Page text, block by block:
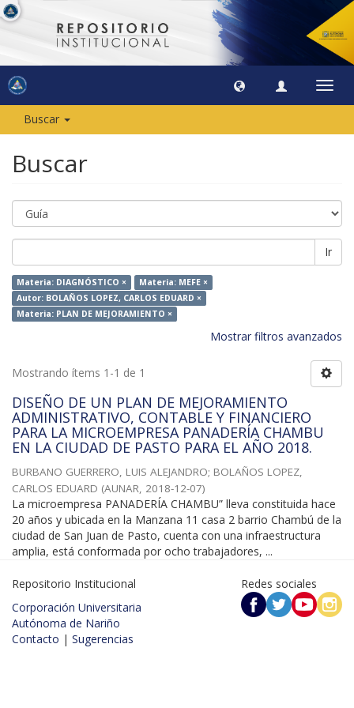
Buscar
Buscar
Ir
Materia: DIAGNÓSTICO ×
Materia: MEFE ×
Autor: BOLAÑOS LOPEZ, CARLOS EDUARD ×
Materia: PLAN DE MEJORAMIENTO ×
Mostrar filtros avanzados
Mostrando ítems 1-1 de 1
DISEÑO DE UN PLAN DE MEJORAMIENTO
ADMINISTRATIVO, CONTABLE Y FINANCIERO
PARA LA MICROEMPRESA PANADERÍA CHAMBU
EN LA CIUDAD DE PASTO PARA EL AÑO 2018.
BURBANO GUERRERO, LUIS ALEJANDRO; BOLAÑOS LOPEZ,
CARLOS EDUARD (AUNAR, 2018-12-07)
La microempresa PANADERÍA CHAMBU” lleva constituida hace
20 años y ubicada en la Manzana 11 casa 2 barrio Chambú de la
ciudad de San Juan de Pasto, cuenta con una infraestructura
amplia, está conformada por ocho trabajadores, ...
Repositorio Institucional
Corporación Universitaria
Autónoma de Nariño
Contacto | Sugerencias
Redes sociales